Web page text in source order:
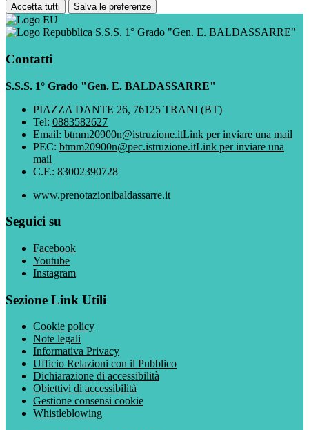
Accetta tutti Salva le preferenze
S.S.S. 1° Grado "Gen. E. BALDASSARRE"
Contatti
S.S.S. 1° Grado "Gen. E. BALDASSARRE"
PIAZZA DANTE 26, 76125 TRANI (BT)
Tel: 0883582627
Email: btmm20900n@istruzione.itLink per inviare una mail
PEC: btmm20900n@pec.istruzione.itLink per inviare una
mail
C.F.: 83002390728
www.prenotazionibaldassarre.it
Seguici su
Facebook
Youtube
Instagram
Sezione Link Utili
Cookie policy
Note legali
Informativa Privacy
Ufficio Relazioni con il Pubblico
Dichiarazione di accessibilità
Obiettivi di accessibilità
Gestione consensi cookie
Whistleblowing